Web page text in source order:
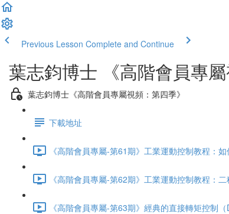
Previous Lesson Complete and Continue
葉志鈞博士 《高階會員專
葉志鈞博士《高階會員專屬視頻：第四季》
下載地址
《高階會員專屬-第61期》工業運動控制教程：
《高階會員專屬-第62期》工業運動控制教程：
《高階會員專屬-第63期》經典的直接轉矩控制